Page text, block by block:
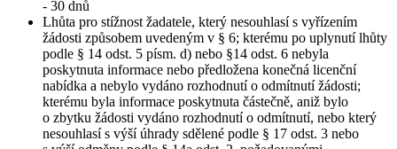
- 30 dnů
Lhůta pro stížnost žadatele, který nesouhlasí s vyřízením
žádosti způsobem uvedeným v § 6; kterému po uplynutí lhůty
podle § 14 odst. 5 písm. d) nebo §14 odst. 6 nebyla
poskytnuta informace nebo předložena konečná licenční
nabídka a nebylo vydáno rozhodnutí o odmítnutí žádosti;
kterému byla informace poskytnuta částečně, aniž bylo
o zbytku žádosti vydáno rozhodnutí o odmítnutí, nebo který
nesouhlasí s výší úhrady sdělené podle § 17 odst. 3 nebo